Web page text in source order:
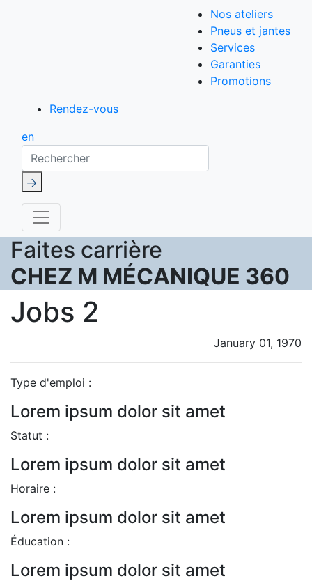
Nos ateliers
Pneus et jantes
Services
Garanties
Promotions
Rendez-vous
en
Rechercher
Faites carrière
CHEZ M MÉCANIQUE 360
Jobs 2
January 01, 1970
Type d'emploi :
Lorem ipsum dolor sit amet
Statut :
Lorem ipsum dolor sit amet
Horaire :
Lorem ipsum dolor sit amet
Éducation :
Lorem ipsum dolor sit amet